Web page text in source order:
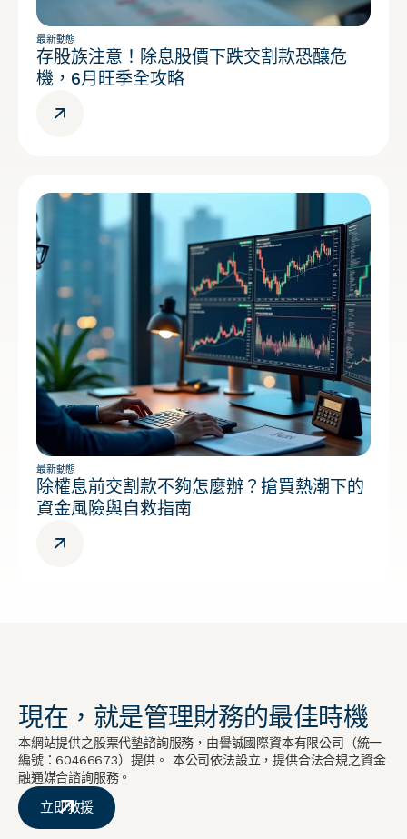
最新動態
存股族注意！除息股價下跌交割款恐釀危
機，6月旺季全攻略
最新動態
除權息前交割款不夠怎麼辦？搶買熱潮下的
資金風險與自救指南
現在，就是管理財務的最佳時機
本網站提供之股票代墊諮詢服務，由譽誠國際資本有限公司（統一
編號：60466673）提供。 本公司依法設立，提供合法合規之資金
融通媒合諮詢服務。
立即救援